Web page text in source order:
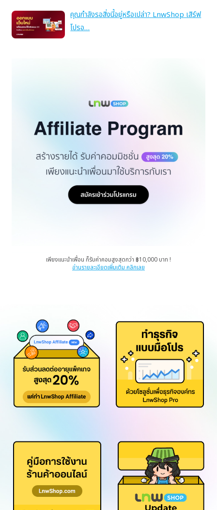
คุณกำลังรอสิ่งนี้อยู่หรือเปล่า? LnwShop เสิร์ฟ
โปรอ…
เพียงแนะนำเพื่อน ก็รับค่าคอมสูงสุดกว่า ฿10,000 บาท !
อ่านรายละเอียดเพิ่มเติม คลิกเลย